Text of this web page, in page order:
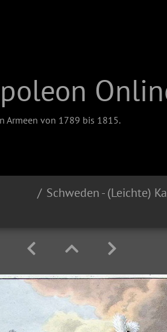
Armeen von 1789 bis 1815.
Schweden - (Leichte)